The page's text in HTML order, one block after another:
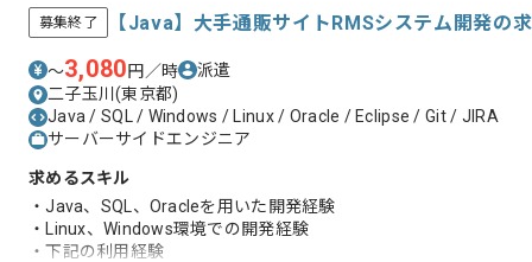
募集終了 【Java】大手通販サイトRMSシステム開発の
〜3,080円／時
派遣
二子玉川(東京都)
Java / SQL / Windows / Linux / Oracle / Eclipse / Git / JIRA
サーバーサイドエンジニア
求めるスキル
・Java、SQL、Oracleを用いた開発経験
・Linux、Windows環境での開発経験
・下記の利用経験